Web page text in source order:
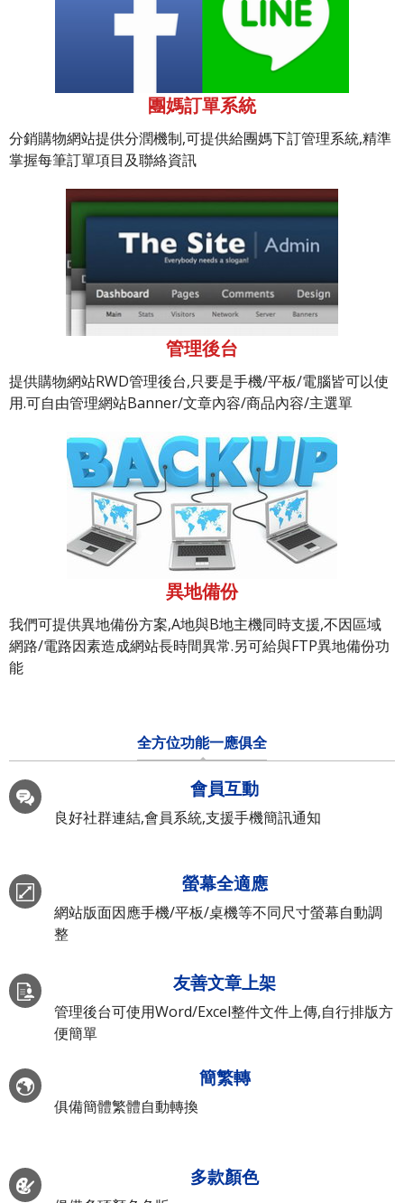
團媽訂單系統
分銷購物網站提供分潤機制,可提供給團媽下訂管理系統,精準
掌握每筆訂單項目及聯絡資訊
管理後台
提供購物網站RWD管理後台,只要是手機/平板/電腦皆可以使
用.可自由管理網站Banner/文章內容/商品內容/主選單
異地備份
我們可提供異地備份方案,A地與B地主機同時支援,不因區域
網路/電路因素造成網站長時間異常.另可給與FTP異地備份功
能
全方位功能一應俱全
會員互動
良好社群連結,會員系統,支援手機簡訊通知
螢幕全適應
網站版面因應手機/平板/桌機等不同尺寸螢幕自動調
整
友善文章上架
管理後台可使用Word/Excel整件文件上傳,自行排版方
便簡單
簡繁轉
俱備簡體繁體自動轉換
多款顏色